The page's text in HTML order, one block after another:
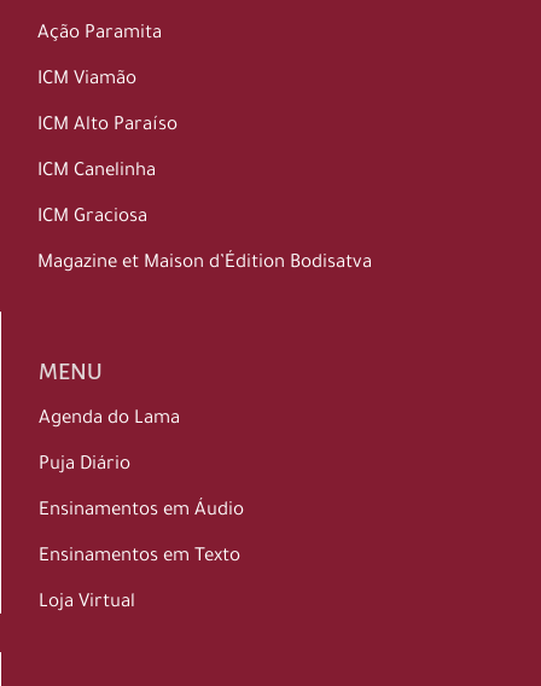
Ação Paramita
ICM Viamão
ICM Alto Paraíso
ICM Canelinha
ICM Graciosa
Magazine et Maison d’Édition Bodisatva
MENU
Agenda do Lama
Puja Diário
Ensinamentos em Áudio
Ensinamentos em Texto
Loja Virtual